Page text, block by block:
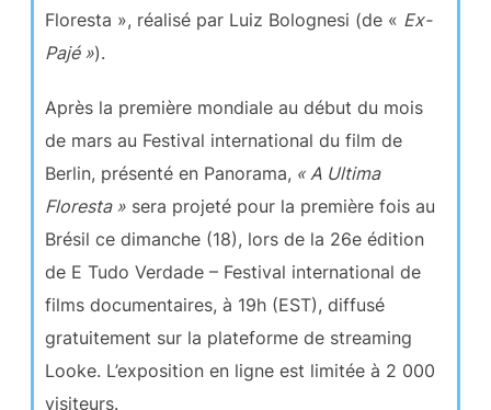
Floresta », réalisé par Luiz Bolognesi (de « Ex-
Pajé »).
Après la première mondiale au début du mois
de mars au Festival international du film de
Berlin, présenté en Panorama, « A Ultima
Floresta »sera projeté pour la première fois au
Brésil ce dimanche (18), lors de la 26e édition
de E Tudo Verdade – Festival international de
films documentaires, à 19h (EST), diffusé
gratuitement sur la plateforme de streaming
Looke. L’exposition en ligne est limitée à 2 000
visiteurs.